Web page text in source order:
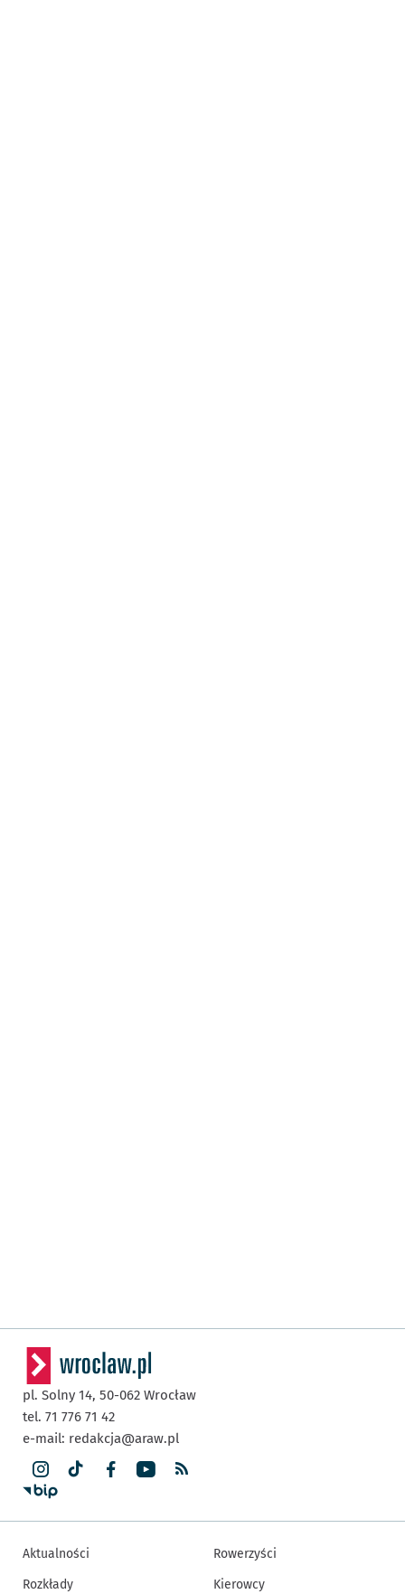
pl. Solny 14, 50-062 Wrocław
tel. 71 776 71 42
e-mail: redakcja@araw.pl
Aktualności
Rozkłady
Rowerzyści
Kierowcy